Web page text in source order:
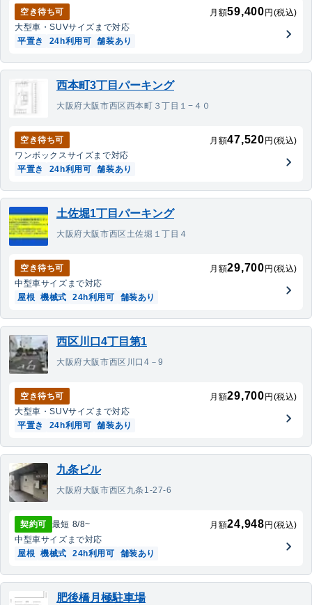
空き待ち可 月額59,400 円(税込)
大型車・SUVサイズまで対応
平置き
24h利用可 舗装あり
西本町3丁目パーキング
大阪府大阪市西区西本町３丁目１−４０
空き待ち可 月額47,520 円(税込)
ワンボックスサイズまで対応
平置き
24h利用可 舗装あり
土佐堀1丁目パーキング
大阪府大阪市西区土佐堀１丁目４
空き待ち可 月額29,700 円(税込)
中型車サイズまで対応
屋根 機械式 24h利用可 舗装あり
西区川口4丁目第1
大阪府大阪市西区川口4－9
空き待ち可 月額29,700 円(税込)
大型車・SUVサイズまで対応
平置き
24h利用可 舗装あり
九条ビル
大阪府大阪市西区九条1-27-6
契約可 最短 8/8~ 月額24,948 円(税込)
中型車サイズまで対応
屋根 機械式 24h利用可 舗装あり
肥後橋月極駐車場